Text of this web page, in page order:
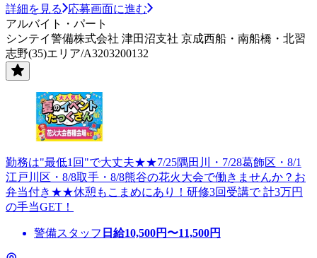
詳細を見る
応募画面に進む
アルバイト・パート
シンテイ警備株式会社 津田沼支社 京成西船・南船橋・北習
志野(35)エリア/A3203200132
勤務は"最低1回"で大丈夫★★7/25隅田川・7/28葛飾区・8/1
江戸川区・8/8取手・8/8熊谷の花火大会で働きませんか？お
弁当付き★★休憩もこまめにあり！研修3回受講で 計3万円
の手当GET！
警備スタッフ 日給10,500円〜11,500円